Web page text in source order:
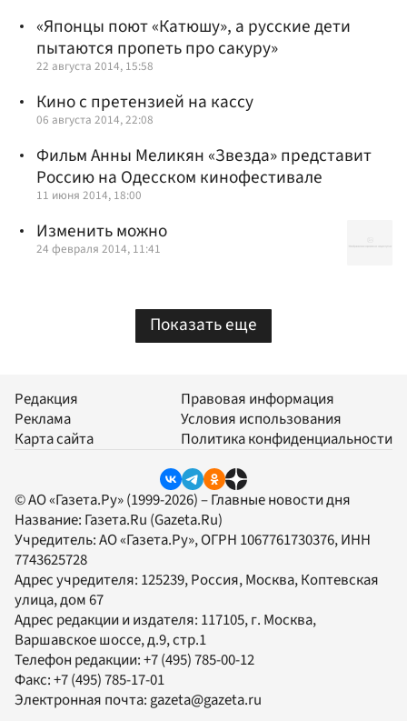
«Японцы поют «Катюшу», а русские дети
пытаются пропеть про сакуру»
22 августа 2014, 15:58
Кино с претензией на кассу
06 августа 2014, 22:08
Фильм Анны Меликян «Звезда» представит
Россию на Одесском кинофестивале
11 июня 2014, 18:00
Изменить можно
24 февраля 2014, 11:41
Показать еще
Редакция
Реклама
Карта сайта
Правовая информация
Условия использования
Политика конфиденциальности
© АО «Газета.Ру» (1999-2026) – Главные новости дня
Название: Газета.Ru (Gazeta.Ru)
Учредитель:АО «Газета.Ру», ОГРН 1067761730376, ИНН
7743625728
Адрес учредителя: 125239, Россия, Москва, Коптевская
улица, дом 67
Адрес редакции и издателя: 117105, г. Москва,
Варшавское шоссе, д.9, стр.1
Телефон редакции:+7 (495) 785-00-12
Факс:+7 (495) 785-17-01
Электронная почта: gazeta@gazeta.ru